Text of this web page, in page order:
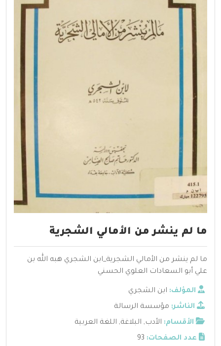
ما لم ينشر من الأمالي الشجرية
ما لم ينشر من الأمالي الشجرية_ابن الشجري هبه الله بن
علي أبو السعادات العلوي الحسني
المؤلف: ابن الشجري
الناشر: مؤسسة الرسالة
الأقسام: الأدب, البلاغة, اللغة العربية
عدد الصفحات: 93